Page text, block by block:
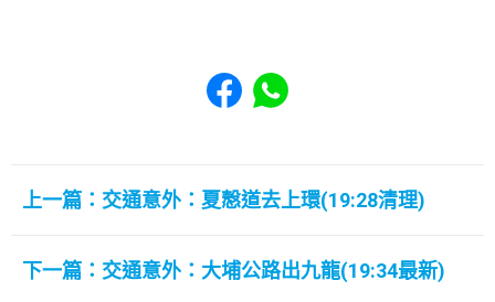
Share to Facebook
Share to WhatsApp
上一篇：交通意外：夏慤道去上環(19:28清理)
下一篇：交通意外：大埔公路出九龍(19:34最新)